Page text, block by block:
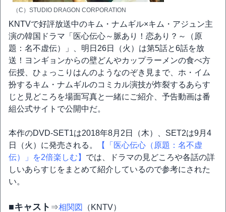
（C）STUDIO DRAGON CORPORATION
KNTVで好評放送中のキム・ナムギル×キム・アジュン主
演の韓国ドラマ「医心伝心～脈あり！恋あり？～（原
題：名不虚伝）」、明日26日（火）は第5話と6話を放
送！ヨンギョンからの壁どんやカップラーメンの食べ方
伝授、ひょっこりはんのようなのぞき見まで、ホ・イム
扮するキム・ナムギルのコミカル演技が炸裂するあらす
じと見どころを場面写真と一緒にご紹介、予告動画は番
組公式サイトで公開中だ。
本作のDVD-SET1は2018年8月2日（木）、SET2は9月4
日（火）に発売される。
【「医心伝心（原題：名不虚
伝）」を2倍楽しむ】 では、ドラマの見どころや各話の詳
しいあらすじをまとめて紹介しているので参考にされた
い。
■キャスト ⇒相関図
（KNTV）